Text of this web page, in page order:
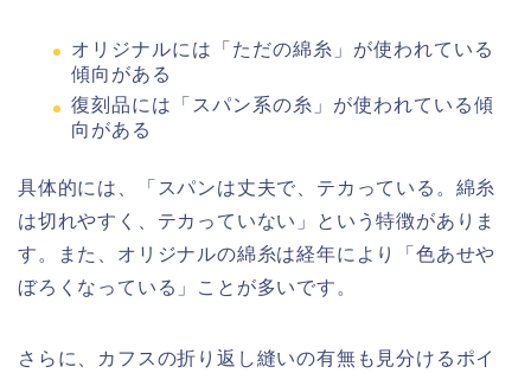
オリジナルには「ただの綿糸」が使われている
傾向がある
復刻品には「スパン系の糸」が使われている傾
向がある
具体的には、「スパンは丈夫で、テカっている。綿糸
は切れやすく、テカっていない」という特徴がありま
す。また、オリジナルの綿糸は経年により「色あせや
ぼろくなっている」ことが多いです。
さらに、カフスの折り返し縫いの有無も見分けるポイ